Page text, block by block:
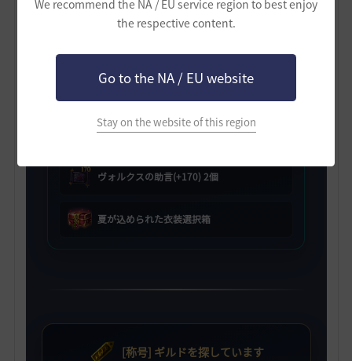
We recommend the NA / EU service region to best enjoy
the respective content.
Go to the NA / EU website
Stay on the website of this region
ヴォルクスの助言(+160) 2個
ヴォルクスの助言(+170) 2個
夏が込められた衣装選択箱
[称号] ギルドを探しています